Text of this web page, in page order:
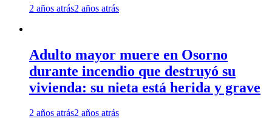
2 años atrás2 años atrás
Adulto mayor muere en Osorno
durante incendio que destruyó su
vivienda: su nieta está herida y grave
2 años atrás2 años atrás